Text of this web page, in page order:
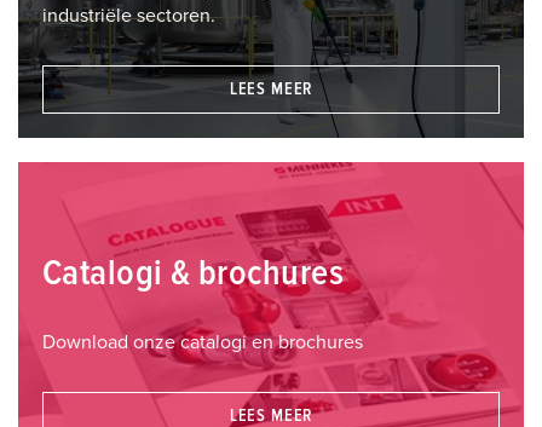
industriële sectoren.
LEES MEER
Catalogi & brochures
Download onze catalogi en brochures
LEES MEER